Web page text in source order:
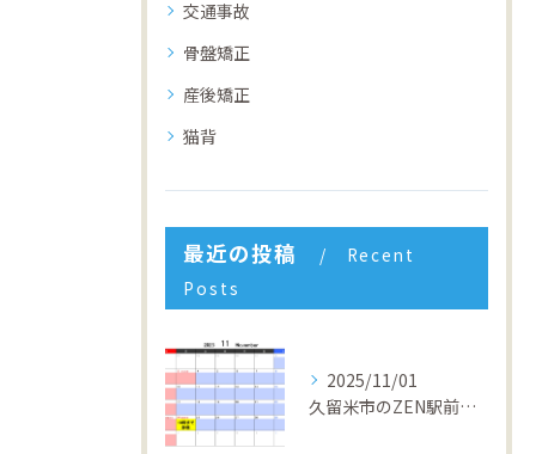
交通事故
骨盤矯正
産後矯正
猫背
最近の投稿
Recent
Posts
2025/11/01
久留米市のZEN駅前整骨院 4周年キャンペーン開催中！回数券１０％OFF&初回半額体験実施中！